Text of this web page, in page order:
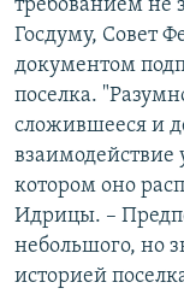
требованием не
Госдуму, Совет
документом
поселка.
сложившееся и
котором оно
Идрицы. –
небольшого, но
историей